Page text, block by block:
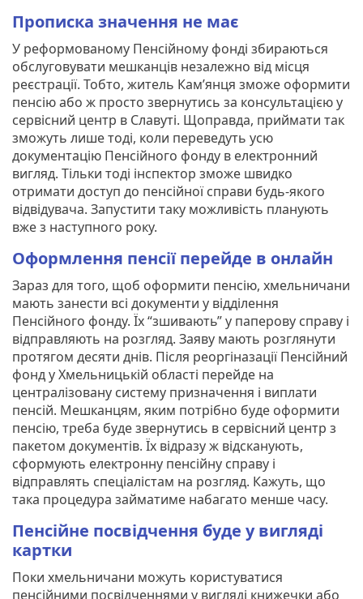
Прописка значення не має
У реформованому Пенсійному фонді збираються
обслуговувати мешканців незалежно від місця
реєстрації. Тобто, житель Кам’янця зможе оформити
пенсію або ж просто звернутись за консультацією у
сервісний центр в Славуті. Щоправда, приймати так
зможуть лише тоді, коли переведуть усю
документацію Пенсійного фонду в електронний
вигляд. Тільки тоді інспектор зможе швидко
отримати доступ до пенсійної справи будь-якого
відвідувача. Запустити таку можливість планують
вже з наступного року.
Оформлення пенсії перейде в онлайн
Зараз для того, щоб оформити пенсію, хмельничани
мають занести всі документи у відділення
Пенсійного фонду. Їх “зшивають” у паперову справу і
відправляють на розгляд. Заяву мають розглянути
протягом десяти днів. Після реоргіназації Пенсійний
фонд у Хмельницькій області перейде на
централізовану систему призначення і виплати
пенсій. Мешканцям, яким потрібно буде оформити
пенсію, треба буде звернутись в сервісний центр з
пакетом документів. Їх відразу ж відсканують,
сформують електронну пенсійну справу і
відправлять спеціалістам на розгляд. Кажуть, що
така процедура займатиме набагато менше часу.
Пенсійне посвідчення буде у вигляді
картки
Поки хмельничани можуть користуватися
пенсійними посвідченнями у вигляді книжечки або